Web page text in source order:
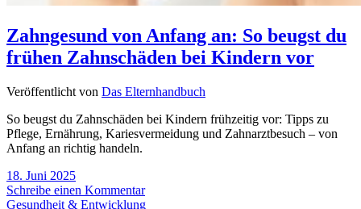
Zahngesund von Anfang an: So beugst du
frühen Zahnschäden bei Kindern vor
Veröffentlicht von Das Elternhandbuch
So beugst du Zahnschäden bei Kindern frühzeitig vor: Tipps zu
Pflege, Ernährung, Kariesvermeidung und Zahnarztbesuch – von
Anfang an richtig handeln.
18. Juni 2025
Schreibe einen Kommentar
Gesundheit & Entwicklung